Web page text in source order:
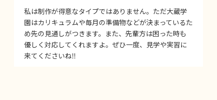
私は制作が得意なタイプではありません。ただ大蔵学
園はカリキュラムや毎月の準備物などが決まっているた
め先の見通しがつきます。また、先輩方は困った時も
優しく対応してくれますよ。ぜひ一度、見学や実習に
来てくださいね‼